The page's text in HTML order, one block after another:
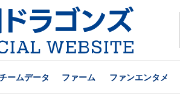
ームデータ ファーム ファンエンタメ